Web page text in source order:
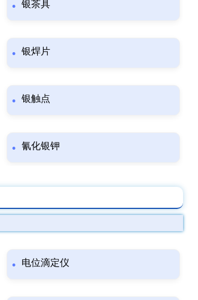
银茶具
银焊片
银触点
氰化银钾
电位滴定仪